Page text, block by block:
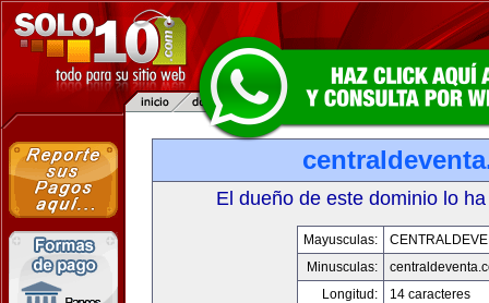
El dueño de este dominio lo
Mayusculas:
Minusculas:
Longitud:
14 caracteres